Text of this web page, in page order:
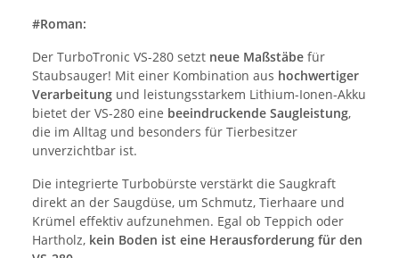
#Roman:
Der TurboTronic VS-280 setzt neue Maßstäbe für
Staubsauger! Mit einer Kombination aus hochwertiger
Verarbeitung und leistungsstarkem Lithium-Ionen-Akku
bietet der VS-280 eine beeindruckende Saugleistung,
die im Alltag und besonders für Tierbesitzer
unverzichtbar ist.
Die integrierte Turbobürste verstärkt die Saugkraft
direkt an der Saugdüse, um Schmutz, Tierhaare und
Krümel effektiv aufzunehmen. Egal ob Teppich oder
Hartholz, kein Boden ist eine Herausforderung für den